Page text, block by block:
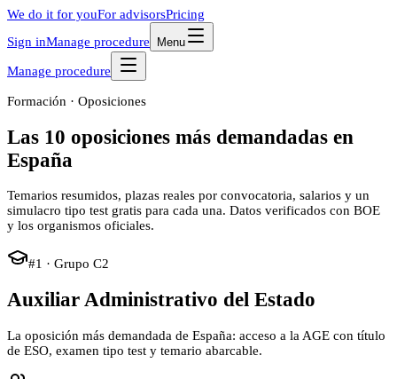
We do it for youFor advisorsPricing
Sign inManage procedure Menu
Manage procedure
Formación · Oposiciones
Las 10 oposiciones más demandadas en
España
Temarios resumidos, plazas reales por convocatoria, salarios y un
simulacro tipo test gratis para cada una. Datos verificados con BOE
y los organismos oficiales.
#1 · Grupo C2
Auxiliar Administrativo del Estado
La oposición más demandada de España: acceso a la AGE con título
de ESO, examen tipo test y temario abarcable.